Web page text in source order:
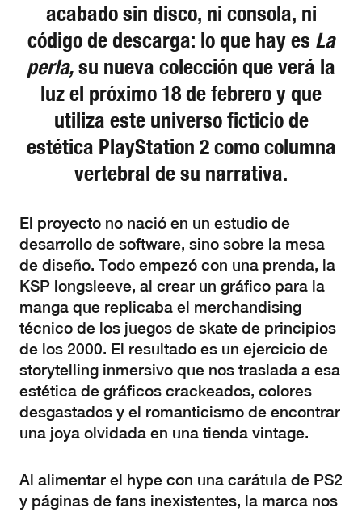
acabado sin disco, ni consola, ni
código de descarga: lo que hay es La
perla,su nueva colección que verá la
luz el próximo 18 de febrero y que
utiliza este universo ficticio de
estética PlayStation 2 como columna
vertebral de su narrativa.
El proyecto no nació en un estudio de
desarrollo de software, sino sobre la mesa
de diseño. Todo empezó con una prenda, la
KSP longsleeve, al crear un gráfico para la
manga que replicaba el merchandising
técnico de los juegos de skate de principios
de los 2000. El resultado es un ejercicio de
storytelling inmersivo que nos traslada a esa
estética de gráficos crackeados, colores
desgastados y el romanticismo de encontrar
una joya olvidada en una tienda vintage.
Al alimentar el hype con una carátula de PS2
y páginas de fans inexistentes, la marca nos